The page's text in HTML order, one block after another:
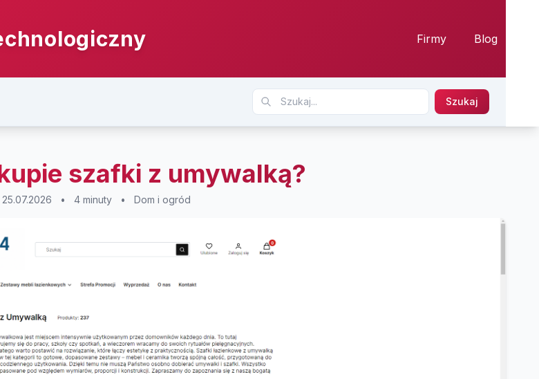
Firmy Blog
Szukaj
szafki z umywalką?
• 4 minuty • Dom i ogród